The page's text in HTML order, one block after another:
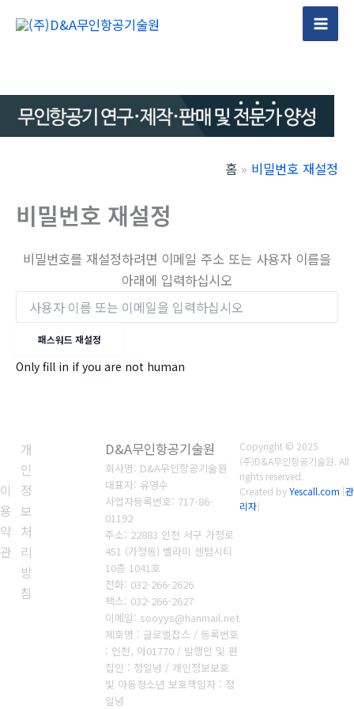
건
뛰
Main
홈 비밀번호 재설정
비밀번호 재설정
비밀번호를 재설정하려면 이메일 주소 또는 사용자 이름을
아래에 입력하십시오
Only fill in if you are not human
이
용
약
관
개
인
정
보
처
리
방
침
D&A무인항공기술원
회사명: D&A무인항공기술원
대표자: 유영수
사업자등록번호: 717-86-
01192
주소: 22883 인천 서구 가정로
451 (가정동) 벨라미 센텀시티
10층 1041호
전화: 032-266-2626
팩스: 032-266-2627
이메일: sooyys@hanmail.net
제호명 : 글로벌잡스 / 등록번호
: 인천, 아01770 / 발행인 및 편
집인 : 정일녕 / 개인정보보호
빛 아동청소년 보호책임자 : 정
일녕
Copyright © 2025
(주)D&A무인항공기술원. All
rights reserved.
Created byYescall.com [관
리자]